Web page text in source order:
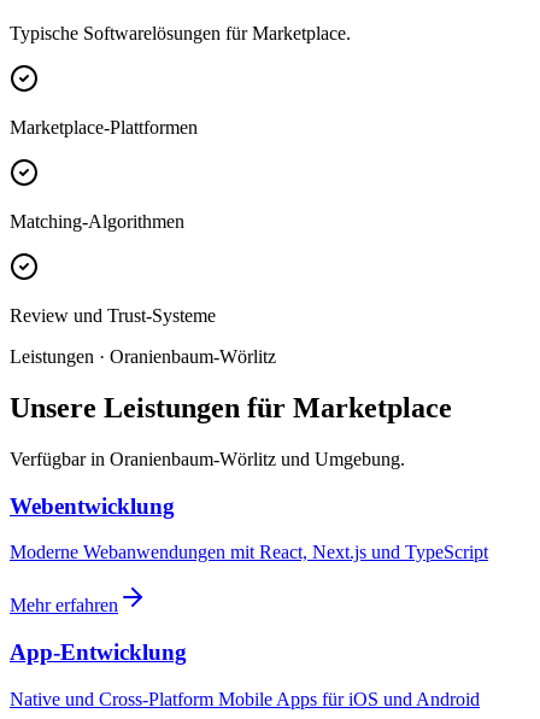
Typische Softwarelösungen für Marketplace.
Marketplace-Plattformen
Matching-Algorithmen
Review und Trust-Systeme
Leistungen · Oranienbaum-Wörlitz
Unsere Leistungen für Marketplace
Verfügbar in Oranienbaum-Wörlitz und Umgebung.
Webentwicklung
Moderne Webanwendungen mit React, Next.js und TypeScript
Mehr erfahren
App-Entwicklung
Native und Cross-Platform Mobile Apps für iOS und Android